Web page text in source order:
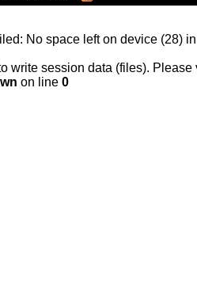
No space left on device (28)
write session data (files).
on line 0